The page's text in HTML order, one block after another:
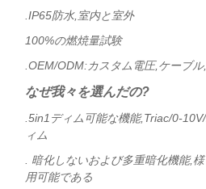
.IP65防水,室内と室外
100%の燃焼量試験
.OEM/ODM:カスタム電圧,ケーブ
なぜ我々を選んだの?
.5in1ディム可能な機能,Triac/0-
ィム
. 暗化しないおよび多重暗化機能,
用可能である